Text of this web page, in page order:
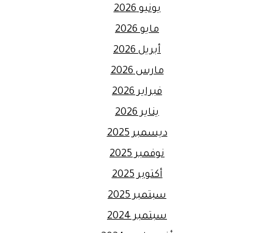
يونيو 2026
مايو 2026
أبريل 2026
مارس 2026
فبراير 2026
يناير 2026
ديسمبر 2025
نوفمبر 2025
أكتوبر 2025
سبتمبر 2025
سبتمبر 2024